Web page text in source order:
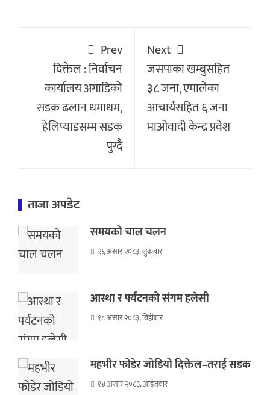
Prev
दिक्तेल : निर्वाचन
कार्यालय अगाडिको
सडक ढलान धमाधम,
हेलिप्याडसम्म सडक
पुग्दै
Next
जसपाका खम्बुसहित
३८ जना, एमालेका
आचार्यसहित ६ जना
माओवादी केन्द्र प्रवेश
ताजा अपडेट
समयको चाल चलन
२६ असार २०८३, शुक्रबार
आस्था र पर्यटनको संगम हलेसी
१८ असार २०८३, बिहीबार
महभीर फोडेर जोडियो दिक्तेल–तराई सडक
१४ असार २०८३, आईतवार